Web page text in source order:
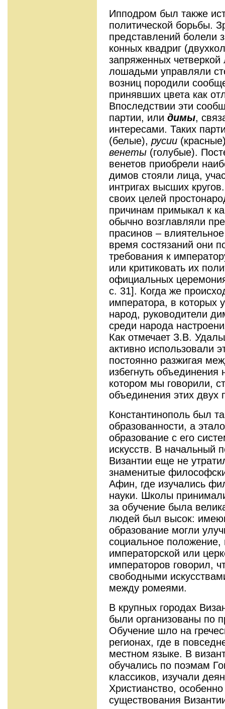
Ипподром был также
политической борьбы.
представлений болели
конных квадриг
запряженных
лошадьми управляли
возниц породили
принявших цвета как
Впоследствии эти
партии, или димы,
интересами. Таких
(белые), русии
венеты (голубые).
венетов приобрели
димов стояли лица,
интригах высших
своих целей
причинам примыкал к
обычно возглавляли
прасинов –
время состязаний они
требования к
или критиковать их
официальных
с. 31]. Когда же
императора, в которых
народ, руководители
среди народа
Как отмечает З.В.
активно использовали
постоянно разжигая
избегнуть
котором мы говорили,
объединения этих двух
Константинополь был
образованности, а
образование с его
искусств. В начальный
Византии еще не
знаменитые
Афин, где изучались
науки. Школы
за обучение была
людей был высок:
образование могли
социальное положение,
императорской или
императоров говорил,
свободными
между ромеями.
В крупных городах
были организованы по
Обучение шло на
регионах, где в
местном языке. В
обучались по поэмам
классиков, изучали
Христианство,
существования